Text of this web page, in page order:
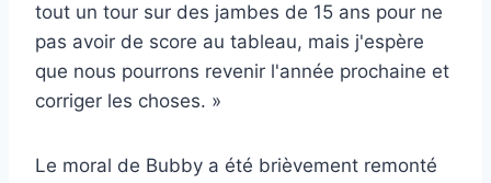
tout un tour sur des jambes de 15 ans pour ne
pas avoir de score au tableau, mais j'espère
que nous pourrons revenir l'année prochaine et
corriger les choses. »
Le moral de Bubby a été brièvement remonté